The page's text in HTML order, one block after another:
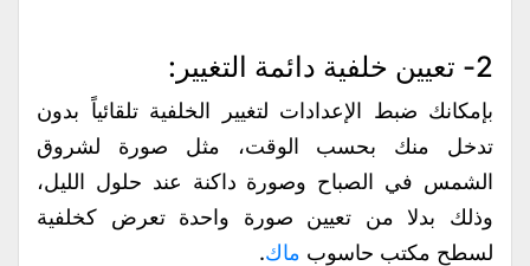
2- تعيين خلفية دائمة التغيير:
بإمكانك ضبط الإعدادات لتغيير الخلفية تلقائياً بدون
تدخل منك بحسب الوقت، مثل صورة لشروق
الشمس في الصباح وصورة داكنة عند حلول الليل،
وذلك بدلا من تعيين صورة واحدة تعرض كخلفية
لسطح مكتب حاسوب ماك.